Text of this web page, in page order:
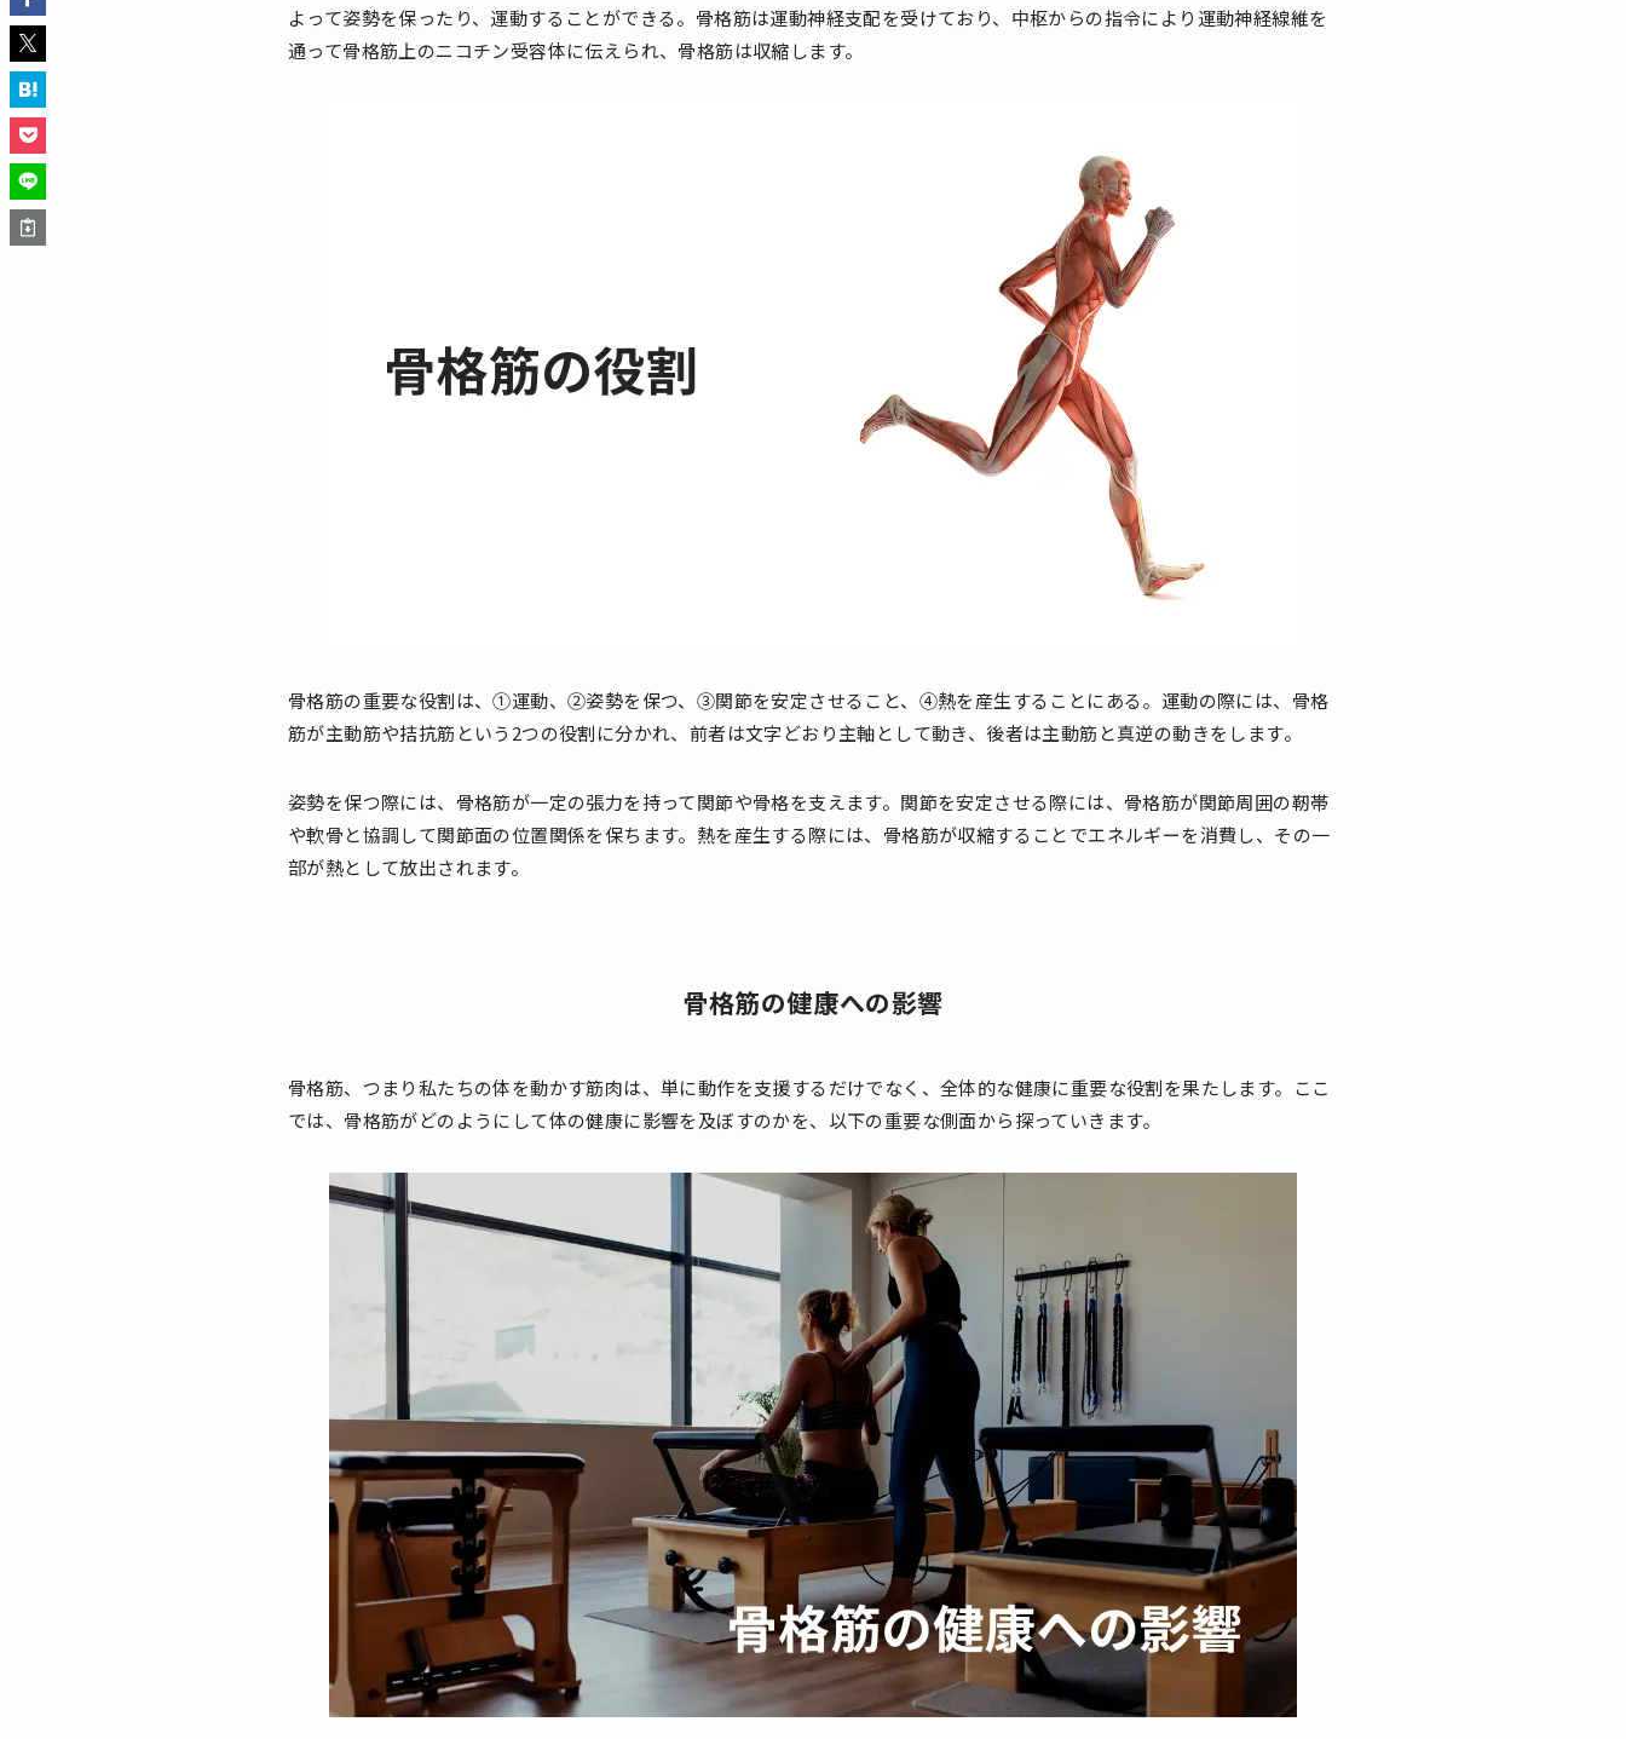
よって姿勢を保ったり、運動することができる。骨格筋は運動神経支配を受けており、中枢からの指令により運動神経線維を
通って骨格筋上のニコチン受容体に伝えられ、骨格筋は収縮します。
骨格筋の重要な役割は、①運動、②姿勢を保つ、③関節を安定させること、④熱を産生することにある。運動の際には、骨格
筋が主動筋や拮抗筋という2つの役割に分かれ、前者は文字どおり主軸として動き、後者は主動筋と真逆の動きをします。
姿勢を保つ際には、骨格筋が一定の張力を持って関節や骨格を支えます。関節を安定させる際には、骨格筋が関節周囲の靭帯
や軟骨と協調して関節面の位置関係を保ちます。熱を産生する際には、骨格筋が収縮することでエネルギーを消費し、その一
部が熱として放出されます。
骨格筋の健康への影響
骨格筋、つまり私たちの体を動かす筋肉は、単に動作を支援するだけでなく、全体的な健康に重要な役割を果たします。ここ
では、骨格筋がどのようにして体の健康に影響を及ぼすのかを、以下の重要な側面から探っていきます。